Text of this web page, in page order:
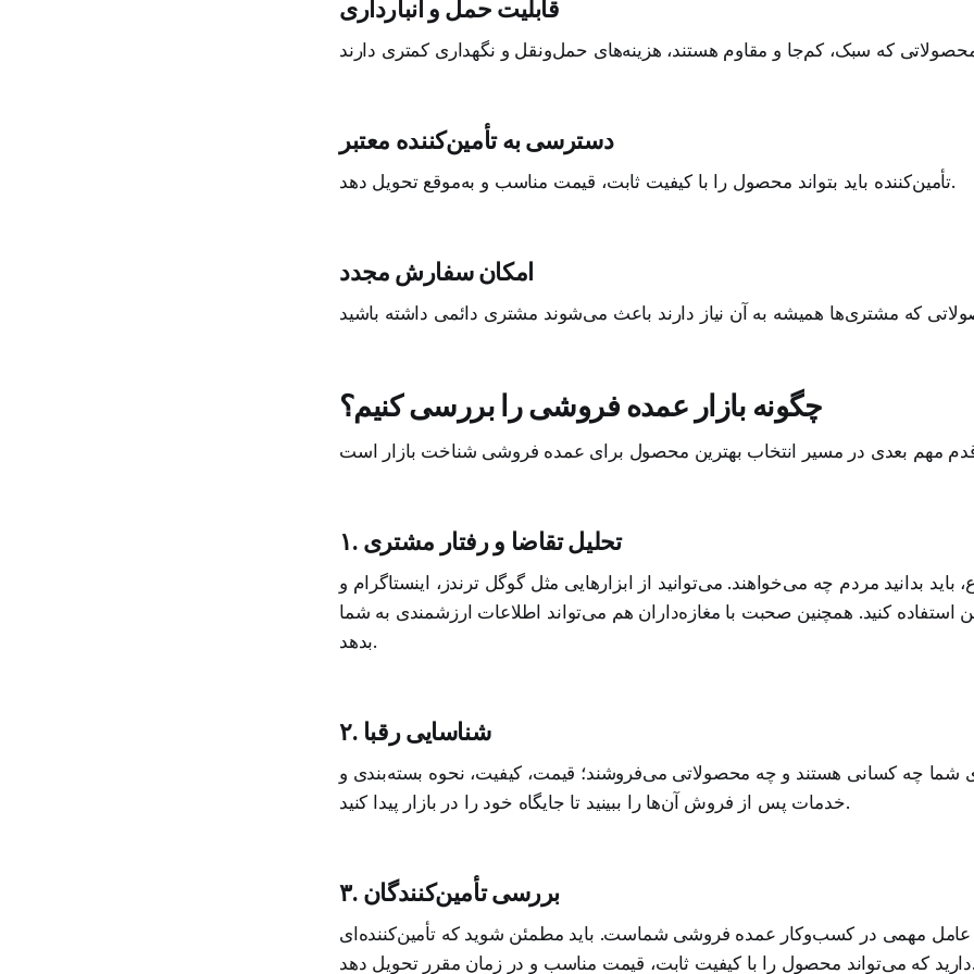
قابلیت حمل و انبارداری
دسترسی به تأمین‌کننده معتبر
تأمین‌کننده باید بتواند محصول را با کیفیت ثابت، قیمت مناسب و به‌موقع تحویل دهد.
امکان سفارش مجدد
چگونه بازار عمده فروشی را بررسی کنیم؟
۱. تحلیل تقاضا و رفتار مشتری
باید بدانید مردم چه می‌خواهند. می‌توانید از ابزارهایی مثل گوگل ترندز، اینستاگرام و
استفاده کنید. همچنین صحبت با مغازه‌داران هم می‌تواند اطلاعات ارزشمندی به شما
بدهد.
۲. شناسایی رقبا
شما چه کسانی هستند و چه محصولاتی می‌فروشند؛ قیمت، کیفیت، نحوه بسته‌بندی و
خدمات پس از فروش آن‌ها را ببینید تا جایگاه خود را در بازار پیدا کنید.
۳. بررسی تأمین‌کنندگان
عامل مهمی در کسب‌وکار عمده فروشی شماست. باید مطمئن شوید که تأمین‌کننده‌ای
دارید که می‌تواند محصول را با کیفیت ثابت، قیمت مناسب و در زمان مقرر تحویل دهد.